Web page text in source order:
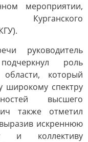
мероприятии,
Курганского
руководитель
роль
который
широкому спектру
высшего
также отметил
искреннюю
и коллективу